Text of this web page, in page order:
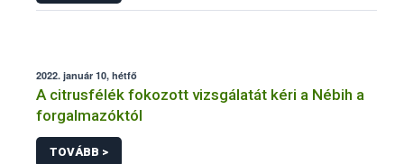
2022. január 10, hétfő
A citrusfélék fokozott vizsgálatát kéri a Nébih a
forgalmazóktól
TOVÁBB >